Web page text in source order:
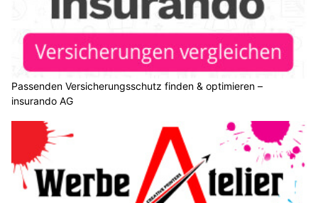
Passenden Versicherungsschutz finden & optimieren –
insurando AG